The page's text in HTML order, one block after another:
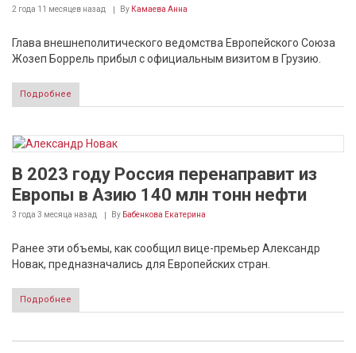
2 года 11 месяцев назад By Камаева Анна
Глава внешнеполитического ведомства Европейского Союза
Жозеп Боррель прибыл с официальным визитом в Грузию.
Подробнее
В 2023 году Россия перенаправит из
Европы в Азию 140 млн тонн нефти
3 года 3 месяца назад By Бабенкова Екатерина
Ранее эти объемы, как сообщил вице-премьер Александр
Новак, предназначались для Европейских стран.
Подробнее